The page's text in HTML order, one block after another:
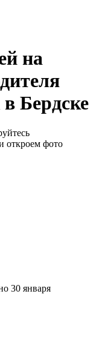
на
Бердске
откроем фото
30 января